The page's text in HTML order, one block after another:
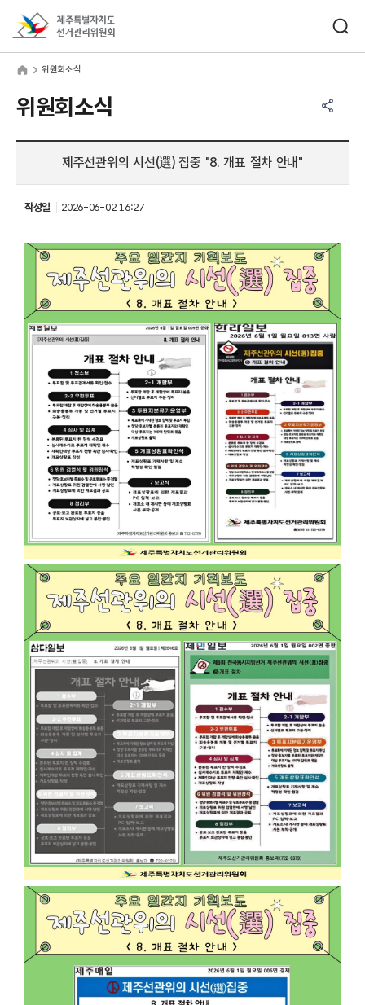
위원회소식
위원회소식
제주선관위의 시선(選) 집중 "8. 개표 절차 안내"
작성일 2026-06-02 16:27